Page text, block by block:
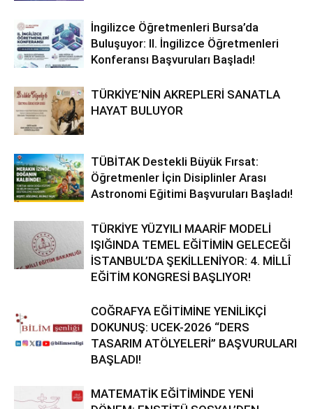
İngilizce Öğretmenleri Bursa’da
Buluşuyor: II. İngilizce Öğretmenleri
Konferansı Başvuruları Başladı!
TÜRKİYE’NİN AKREPLERİ SANATLA
HAYAT BULUYOR
TÜBİTAK Destekli Büyük Fırsat:
Öğretmenler İçin Disiplinler Arası
Astronomi Eğitimi Başvuruları Başladı!
TÜRKİYE YÜZYILI MAARİF MODELİ
IŞIĞINDA TEMEL EĞİTİMİN GELECEĞİ
İSTANBUL’DA ŞEKİLLENİYOR: 4. MİLLÎ
EĞİTİM KONGRESİ BAŞLIYOR!
COĞRAFYA EĞİTİMİNE YENİLİKÇİ
DOKUNUŞ: UCEK-2026 “DERS
TASARIM ATÖLYELERİ” BAŞVURULARI
BAŞLADI!
MATEMATİK EĞİTİMİNDE YENİ